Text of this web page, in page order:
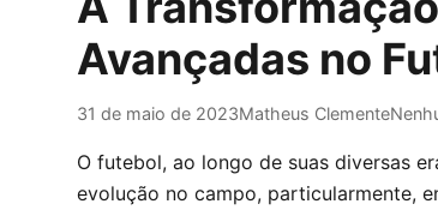
Avançadas no
31 de maio de 2023Matheus Clemente
O futebol, ao longo de suas diversas
evolução no campo, particularmente,